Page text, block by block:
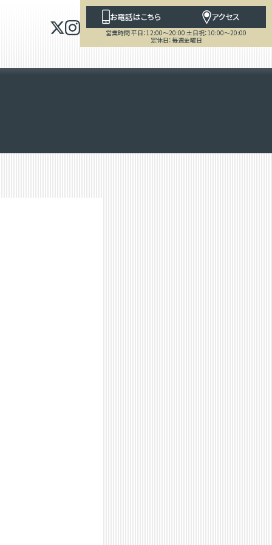
お電話はこちら アクセス
営業時間 平日：12:00～20:00 土日祝：10:00～20:00
定休日：毎週金曜日